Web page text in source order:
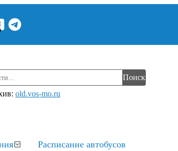
Поиск
old.vos-mo.ru
Расписание автобусов